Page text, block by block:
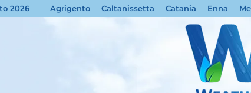
2026 Agrigento Caltanissetta Catania Enna